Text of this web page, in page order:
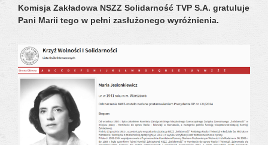
Komisja Zakładowa NSZZ Solidarność TVP S.A. gratuluje
Pani Marii tego w pełni zasłużonego wyróżnienia.